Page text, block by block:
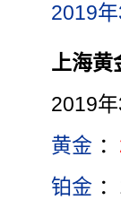
2019
上海黄
2019年
黄金 ：
铂金